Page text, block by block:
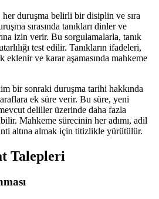
duruşma belirli bir disiplin ve sıra
sırasında tanıkları dinler ve
izin verir. Bu sorgulamalarla, tanık
test edilir. Tanıkların ifadeleri,
eklenir ve karar aşamasında mahkeme
bir sonraki duruşma tarihi hakkında
ek süre verir. Bu süre, yeni
deliller üzerinde daha fazla
Mahkeme sürecinin her adımı, adil
altına almak için titizlikle yürütülür.
Talepleri